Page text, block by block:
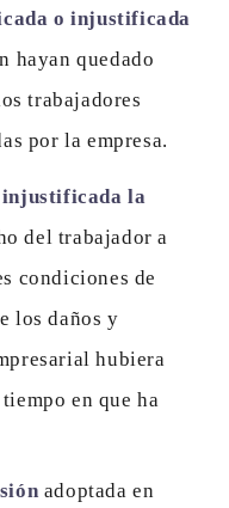
o injustificada
hayan quedado
trabajadores
por la empresa.
injustificada la
del trabajador a
condiciones de
los daños y
hubiera
en que ha
adoptada en